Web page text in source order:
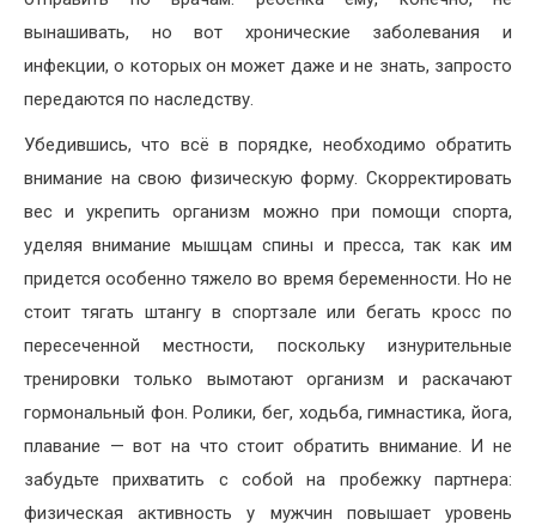
вынашивать, но вот хронические заболевания и
инфекции, о которых он может даже и не знать, запросто
передаются по наследству.
Убедившись, что всё в порядке, необходимо обратить
внимание на свою физическую форму. Скорректировать
вес и укрепить организм можно при помощи спорта,
уделяя внимание мышцам спины и пресса, так как им
придется особенно тяжело во время беременности. Но не
стоит тягать штангу в спортзале или бегать кросс по
пересеченной местности, поскольку изнурительные
тренировки только вымотают организм и раскачают
гормональный фон. Ролики, бег, ходьба, гимнастика, йога,
плавание — вот на что стоит обратить внимание. И не
забудьте прихватить с собой на пробежку партнера:
физическая активность у мужчин повышает уровень